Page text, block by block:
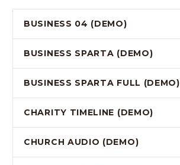
BUSINESS 04 (DEMO)
BUSINESS SPARTA (DEMO)
BUSINESS SPARTA FULL (DEMO)
CHARITY TIMELINE (DEMO)
CHURCH AUDIO (DEMO)